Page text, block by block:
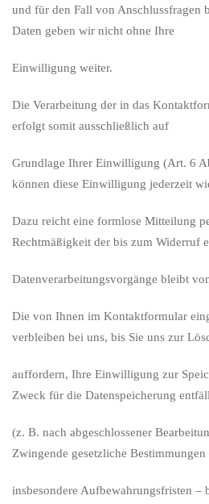
und für den Fall von Anschlussfragen
Daten geben wir nicht ohne Ihre
Einwilligung weiter.
Die Verarbeitung der in das
erfolgt somit ausschließlich auf
Grundlage Ihrer Einwilligung (Art. 6
können diese Einwilligung jederzeit
Dazu reicht eine formlose Mitteilung
Rechtmäßigkeit der bis zum Widerruf
Datenverarbeitungsvorgänge bleibt
Die von Ihnen im Kontaktformular
verbleiben bei uns, bis Sie uns zur
auffordern, Ihre Einwilligung zur
Zweck für die Datenspeicherung
(z. B. nach abgeschlossener
Zwingende gesetzliche Bestimmungen
insbesondere Aufbewahrungsfristen –